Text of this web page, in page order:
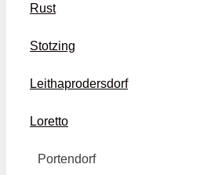
Rust
Stotzing
Leithaprodersdorf
Loretto
Portendorf